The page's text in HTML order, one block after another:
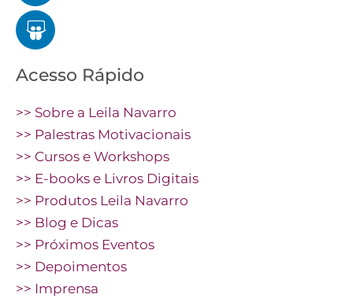
Acesso Rápido
>> Sobre a Leila Navarro
>> Palestras Motivacionais
>> Cursos e Workshops
>> E-books e Livros Digitais
>> Produtos Leila Navarro
>> Blog e Dicas
>> Próximos Eventos
>> Depoimentos
>> Imprensa